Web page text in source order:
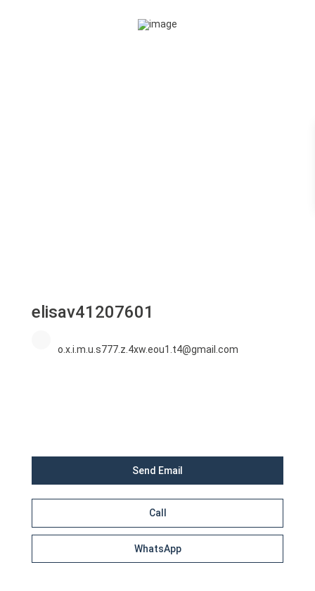
elisav41207601
o.x.i.m.u.s777.z.4xw.eou1.t4@gmail.com
Send Email
Call
WhatsApp